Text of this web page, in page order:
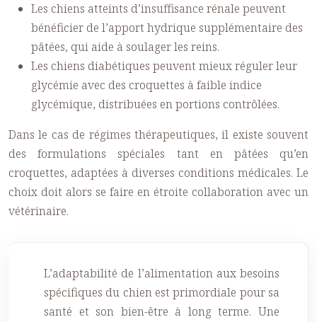
Les chiens atteints d’insuffisance rénale peuvent
bénéficier de l’apport hydrique supplémentaire des
pâtées, qui aide à soulager les reins.
Les chiens diabétiques peuvent mieux réguler leur
glycémie avec des croquettes à faible indice
glycémique, distribuées en portions contrôlées.
Dans le cas de régimes thérapeutiques, il existe souvent
des formulations spéciales tant en pâtées qu’en
croquettes, adaptées à diverses conditions médicales. Le
choix doit alors se faire en étroite collaboration avec un
vétérinaire.
L’adaptabilité de l’alimentation aux besoins
spécifiques du chien est primordiale pour sa
santé et son bien-être à long terme. Une